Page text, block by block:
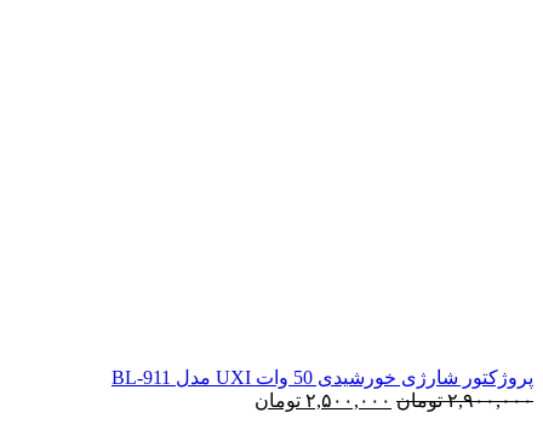
پروژکتور شارژی خورشیدی 50 وات UXI مدل BL-911
۲,۹۰۰,۰۰۰ تومان قیمت
۲,۵۰۰,۰۰۰ تومان